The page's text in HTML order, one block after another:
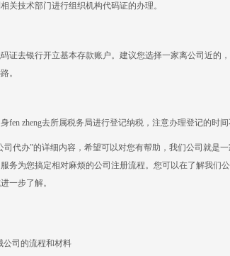
技术部门进行组织机构代码证的办理。
去银行开立基本存款账户。建议您选择一家离公司近的
。
zheng去所属税务局进行登记纳税，注意办理登记的时间
办”的详细内容，希望可以对您有帮助，我们公司就是一
务为您搞定相对麻烦的公司注册流程。您可以在了解我们
一步了解。
公司的流程和材料